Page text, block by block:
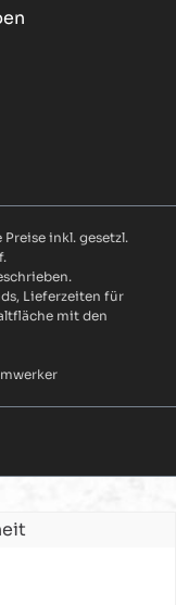
inkl. gesetzl.
Lieferzeiten für
mit den